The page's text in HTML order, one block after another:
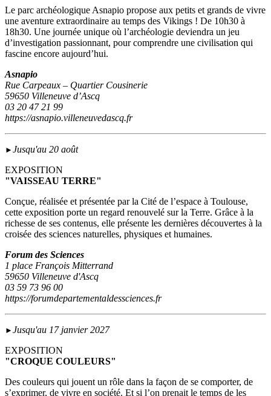
Le parc archéologique Asnapio propose aux petits et grands de vivre
une aventure extraordinaire au temps des Vikings ! De 10h30 à
18h30. Une journée unique où l’archéologie deviendra un jeu
d’investigation passionnant, pour comprendre une civilisation qui
fascine encore aujourd’hui.
Asnapio
Rue Carpeaux – Quartier Cousinerie
59650 Villeneuve d’Ascq
03 20 47 21 99
https://asnapio.villeneuvedascq.fr
► Jusqu'au 20 août
EXPOSITION
"VAISSEAU TERRE"
Conçue, réalisée et présentée par la Cité de l’espace à Toulouse,
cette exposition porte un regard renouvelé sur la Terre. Grâce à la
richesse de ses contenus, elle présente les dernières découvertes à la
croisée des sciences naturelles, physiques et humaines.
Forum des Sciences
1 place François Mitterrand
59650 Villeneuve d'Ascq
03 59 73 96 00
https://forumdepartementaldessciences.fr
► Jusqu'au 17 janvier 2027
EXPOSITION
"CROQUE COULEURS"
Des couleurs qui jouent un rôle dans la façon de se comporter, de
s’exprimer, de vivre en société. Et si l’on prenait le temps de les